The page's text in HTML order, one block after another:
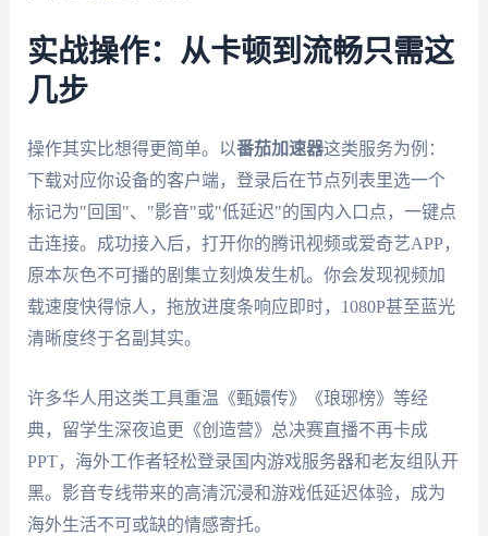
实战操作：从卡顿到流畅只需这
几步
操作其实比想得更简单。以番茄加速器这类服务为例：
下载对应你设备的客户端，登录后在节点列表里选一个
标记为"回国"、"影音"或"低延迟"的国内入口点，一键点
击连接。成功接入后，打开你的腾讯视频或爱奇艺APP，
原本灰色不可播的剧集立刻焕发生机。你会发现视频加
载速度快得惊人，拖放进度条响应即时，1080P甚至蓝光
清晰度终于名副其实。
许多华人用这类工具重温《甄嬛传》《琅琊榜》等经
典，留学生深夜追更《创造营》总决赛直播不再卡成
PPT，海外工作者轻松登录国内游戏服务器和老友组队开
黑。影音专线带来的高清沉浸和游戏低延迟体验，成为
海外生活不可或缺的情感寄托。